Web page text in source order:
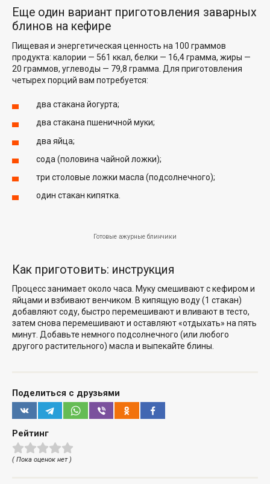
Еще один вариант приготовления заварных
блинов на кефире
Пищевая и энергетическая ценность на 100 граммов
продукта: калории — 561 ккал, белки — 16,4 грамма, жиры —
20 граммов, углеводы — 79,8 грамма. Для приготовления
четырех порций вам потребуется:
два стакана йогурта;
два стакана пшеничной муки;
два яйца;
сода (половина чайной ложки);
три столовые ложки масла (подсолнечного);
один стакан кипятка.
Готовые ажурные блинчики
Как приготовить: инструкция
Процесс занимает около часа. Муку смешивают с кефиром и
яйцами и взбивают венчиком. В кипящую воду (1 стакан)
добавляют соду, быстро перемешивают и вливают в тесто,
затем снова перемешивают и оставляют «отдыхать» на пять
минут. Добавьте немного подсолнечного (или любого
другого растительного) масла и выпекайте блины.
Поделиться с друзьями
Рейтинг
( Пока оценок нет )